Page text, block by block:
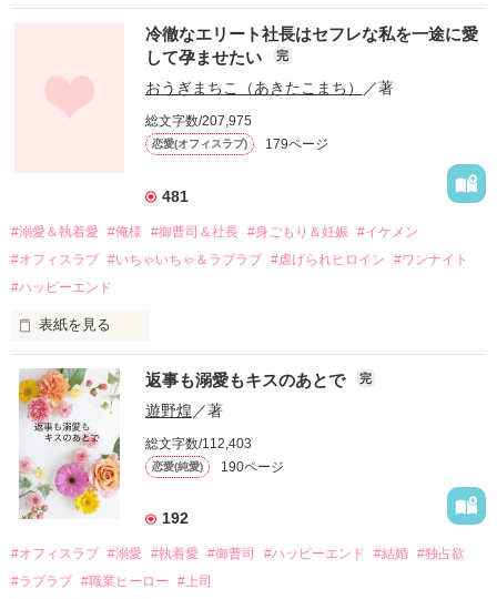
幼なじみの哲平に淡い恋心を抱いていた美桜。
しかし、ある出来事をきっかけに二人の関係は壊れてしまう。
関係修復もできないまま、美桜は両親の離婚によって
引っ越すことになり、哲平とも離れ離れになった。
それから約十二年後。
過去の傷から、二度と会いたくないと思っていた哲平に
運命のような再会を果たす。
酔った勢いで一夜を共にしてしまった。
さらに、美桜が初めてだと知った哲平は
『責任をとる、結婚しよう』と真っ直ぐに告げてきた。
戸惑う美桜とは裏腹に、好きという気持ちを隠すことなく
甘やかしてくる。
そんなある日、哲平は美桜がストーカー被害に
遭っていることを知る。
美桜を守るため、哲平は同居を提案してきて――。
夏木美桜(なつきみお)
鳴海哲平 (なるみてっぺい)
冷徹なエリート社長はセフレな私を一途に愛
して孕ませたい
完
おうぎまちこ（あきたこまち） ／著
総文字数/207,975
恋愛(オフィスラブ) 179ページ
481
#溺愛＆執着愛 #俺様 #御曹司＆社長 #身ごもり＆妊娠 #イケメン
#オフィスラブ #いちゃいちゃ＆ラブラブ #虐げられヒロイン
#ワンナイト
#ハッピーエンド
表紙を見る
おかしな噂を流されて前の職場でうまくいかなかった梅田美
桜は、海外で傷心旅行をしていたところ、日本人美青年と出会
い、酒の勢いもあり一夜限りの関係となる。
帰国後、美桜は新しい職場でワンナイトした美青年と再会。
なんと彼の正体は、とある財閥御曹司にも関わらず、一族を離
れて起業した新進気鋭の実業家、社内でも冷徹だと評判な社長
――御影恭司その人だったのだ――！
なぜか恭司から飼い猫の世話係を命じられた美桜は、猫の世
の関係となってしまい――？
返事も溺愛もキスのあとで 完
遊野煌 ／著
総文字数/112,403
恋愛(純愛) 190ページ
192
#オフィスラブ #溺愛 #執着愛 #御曹司 #ハッピーエンド #結婚 #独占欲
#ラブラブ #職業ヒーロー #上司